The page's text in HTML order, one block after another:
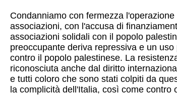
Condanniamo con fermezza
associazioni, con l'accusa di
associazioni solidali con il popolo
preoccupante deriva repressiva e un
contro il popolo palestinese. La
riconosciuta anche dal diritto
e tutti coloro che sono stati colpiti da
la complicità dell'Italia, così come